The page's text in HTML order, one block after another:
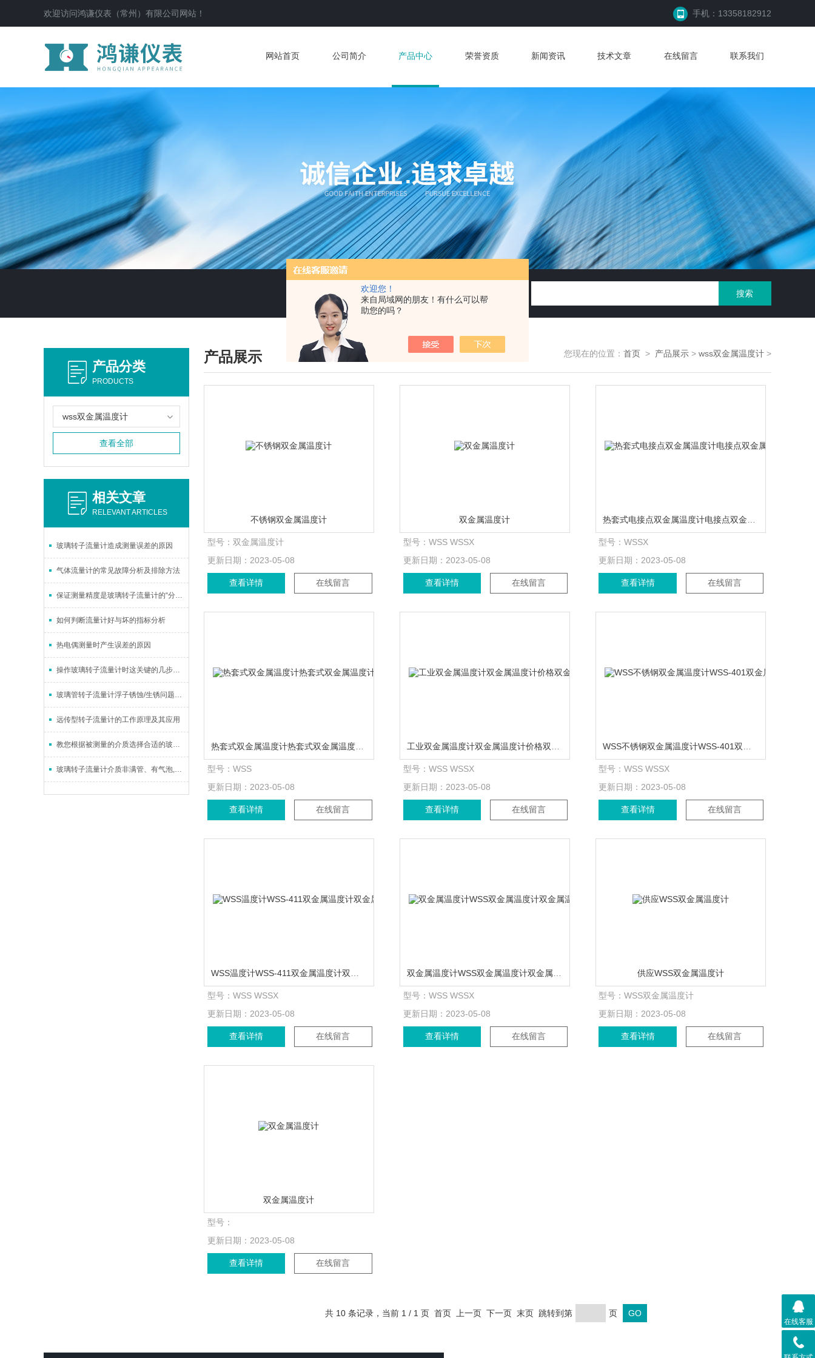
欢迎您！
来自局域网的朋友！有什么可以帮
助您的吗？
欢迎访问鸿谦仪表（常州）有限公司网站！ 手机：13358182912
网站首页 公司简介 产品中心 荣誉资质 新闻资讯 技术文章 在线留言 联系我们
产品分类
PRODUCTS
wss双金属温度计
查看全部
相关文章
RELEVANT ARTICLES
玻璃转子流量计造成测量误差的原因
气体流量计的常见故障分析及排除方法
保证测量精度是玻璃转子流量计的“分内之事”
如何判断流量计好与坏的指标分析
热电偶测量时产生误差的原因
操作玻璃转子流量计时这关键的几步是决计不可出错的
玻璃管转子流量计浮子锈蚀/生锈问题解决方法有了
远传型转子流量计的工作原理及其应用
教您根据被测量的介质选择合适的玻璃转子流量计
玻璃转子流量计介质非满管、有气泡,如何应对？
产品展示 您现在的位置： 首页 > 产品展示 > wss双金属温度计 >
不锈钢双金属温度计
型号： 双金属温度计
更新日期： 2023-05-08
查看详情 在线留言
双金属温度计
型号： WSS WSSX
更新日期： 2023-05-08
查看详情 在线留言
型号：WSSX
更新日期： 2023-05-08
查看详情 在线留言
型号： WSS
更新日期： 2023-05-08
查看详情 在线留言
型号： WSS WSSX
更新日期： 2023-05-08
查看详情 在线留言
型号：WSS WSSX
更新日期： 2023-05-08
查看详情 在线留言
型号： WSS WSSX
更新日期： 2023-05-08
查看详情 在线留言
型号： WSS WSSX
更新日期： 2023-05-08
查看详情 在线留言
供应WSS双金属温度计
型号：WSS双金属温度计
更新日期： 2023-05-08
查看详情 在线留言
双金属温度计
型号：
更新日期： 2023-05-08
查看详情 在线留言
共 10 条记录，当前 1 / 1 页 首页 上一页 下一页 末页 跳转到第 页
在线客服